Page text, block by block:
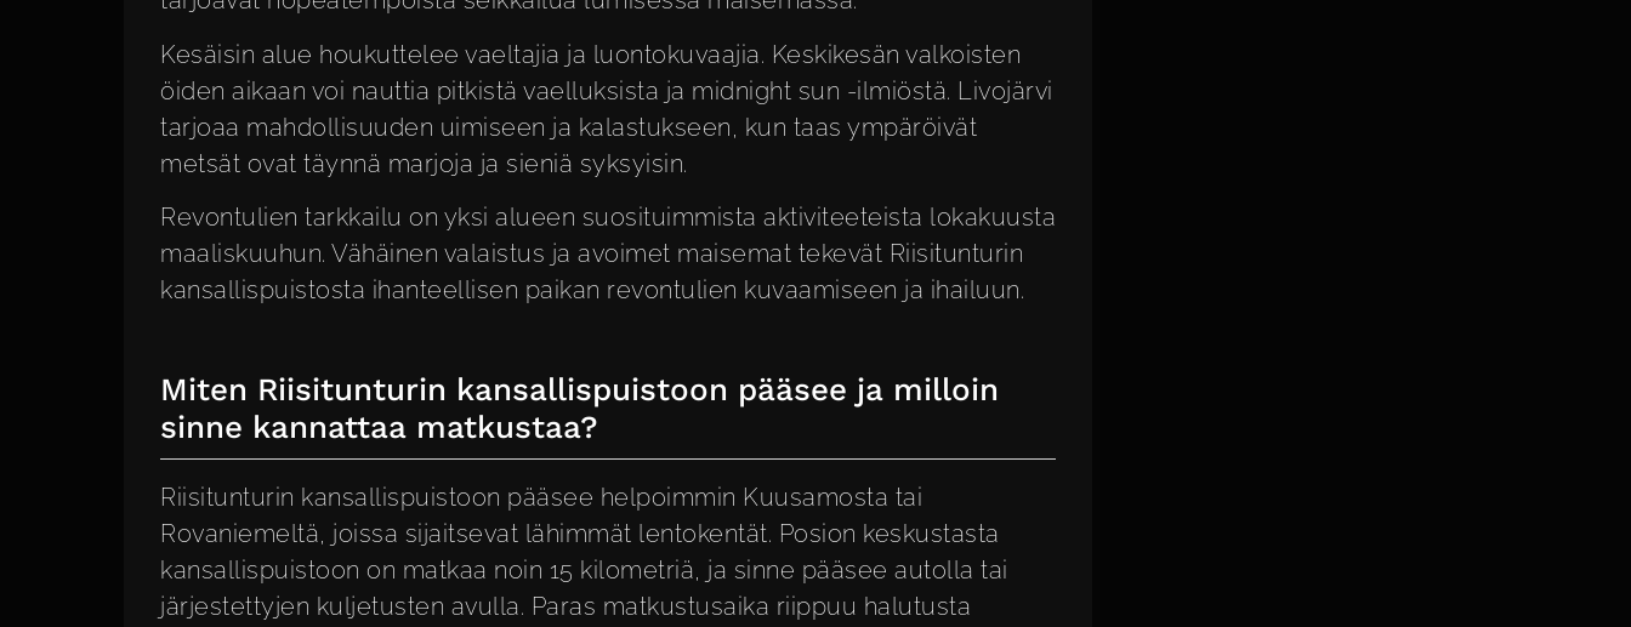
Kesäisin alue houkuttelee vaeltajia ja luontokuvaajia. Keskikesän valkoisten
öiden aikaan voi nauttia pitkistä vaelluksista ja midnight sun -ilmiöstä. Livojärvi
tarjoaa mahdollisuuden uimiseen ja kalastukseen, kun taas ympäröivät
metsät ovat täynnä marjoja ja sieniä syksyisin.
Revontulien tarkkailu on yksi alueen suosituimmista aktiviteeteista lokakuusta
maaliskuuhun. Vähäinen valaistus ja avoimet maisemat tekevät Riisitunturin
kansallispuistosta ihanteellisen paikan revontulien kuvaamiseen ja ihailuun.
Miten Riisitunturin kansallispuistoon pääsee ja milloin
sinne kannattaa matkustaa?
Riisitunturin kansallispuistoon pääsee helpoimmin Kuusamosta tai
Rovaniemeltä, joissa sijaitsevat lähimmät lentokentät. Posion keskustasta
kansallispuistoon on matkaa noin 15 kilometriä, ja sinne pääsee autolla tai
järjestettyjen kuljetusten avulla. Paras matkustusaika riippuu halutusta